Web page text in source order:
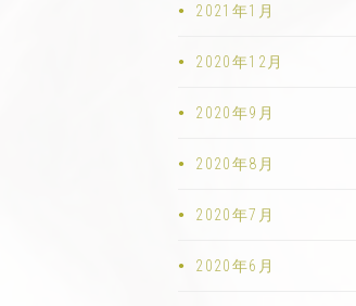
2021年1月
2020年12月
2020年9月
2020年8月
2020年7月
2020年6月